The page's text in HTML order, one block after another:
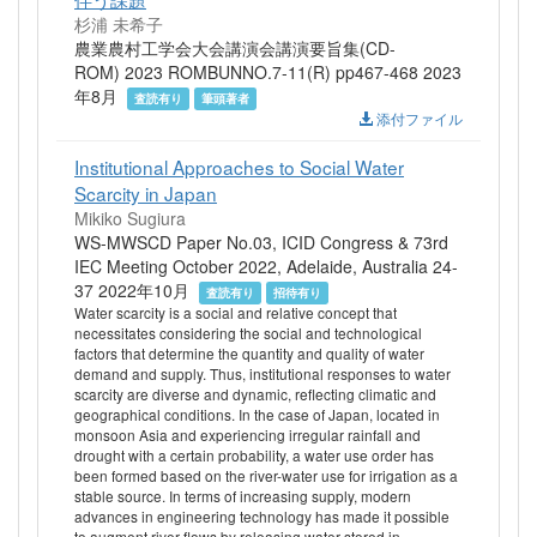
杉浦 未希子
農業農村工学会大会講演会講演要旨集(CD-
ROM) 2023 ROMBUNNO.7-11(R) pp467-468 2023
年8月
査読有り 筆頭著者
添付ファイル
Institutional Approaches to Social Water
Scarcity in Japan
Mikiko Sugiura
WS-MWSCD Paper No.03, ICID Congress & 73rd
IEC Meeting October 2022, Adelaide, Australia 24-
37 2022年10月
査読有り 招待有り
Water scarcity is a social and relative concept that
necessitates considering the social and technological
factors that determine the quantity and quality of water
demand and supply. Thus, institutional responses to water
scarcity are diverse and dynamic, reflecting climatic and
geographical conditions. In the case of Japan, located in
monsoon Asia and experiencing irregular rainfall and
drought with a certain probability, a water use order has
been formed based on the river-water use for irrigation as a
stable source. In terms of increasing supply, modern
advances in engineering technology has made it possible